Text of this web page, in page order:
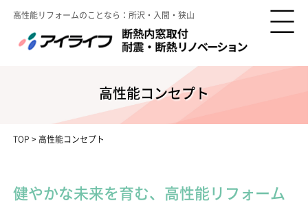
高性能リフォームのことなら：所沢・入間・狭山
高性能コンセプト
TOP > 高性能コンセプト
健やかな未来を育む、高性能リフォーム